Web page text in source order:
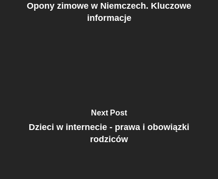
Opony zimowe w Niemczech. Kluczowe
informacje
Next Post
Dzieci w internecie - prawa i obowiązki
rodziców